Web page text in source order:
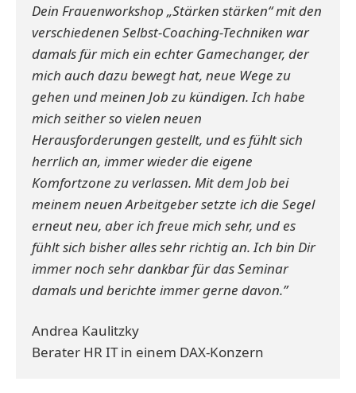
Dein Frauenworkshop „Stärken stärken“ mit den
verschiedenen Selbst-Coaching-Techniken war
damals für mich ein echter Gamechanger, der
mich auch dazu bewegt hat, neue Wege zu
gehen und meinen Job zu kündigen. Ich habe
mich seither so vielen neuen
Herausforderungen gestellt, und es fühlt sich
herrlich an, immer wieder die eigene
Komfortzone zu verlassen. Mit dem Job bei
meinem neuen Arbeitgeber setzte ich die Segel
erneut neu, aber ich freue mich sehr, und es
fühlt sich bisher alles sehr richtig an. Ich bin Dir
immer noch sehr dankbar für das Seminar
damals und berichte immer gerne davon.”
Andrea Kaulitzky
Berater HR IT in einem DAX-Konzern